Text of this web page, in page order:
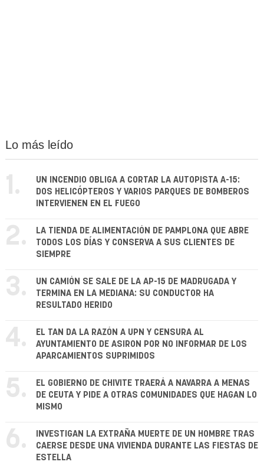
Lo más leído
1.
UN INCENDIO OBLIGA A CORTAR LA AUTOPISTA A-15:
DOS HELICÓPTEROS Y VARIOS PARQUES DE BOMBEROS
INTERVIENEN EN EL FUEGO
2.
LA TIENDA DE ALIMENTACIÓN DE PAMPLONA QUE ABRE
TODOS LOS DÍAS Y CONSERVA A SUS CLIENTES DE
SIEMPRE
3.
UN CAMIÓN SE SALE DE LA AP-15 DE MADRUGADA Y
TERMINA EN LA MEDIANA: SU CONDUCTOR HA
RESULTADO HERIDO
4.
EL TAN DA LA RAZÓN A UPN Y CENSURA AL
AYUNTAMIENTO DE ASIRON POR NO INFORMAR DE LOS
APARCAMIENTOS SUPRIMIDOS
5.
EL GOBIERNO DE CHIVITE TRAERÁ A NAVARRA A MENAS
DE CEUTA Y PIDE A OTRAS COMUNIDADES QUE HAGAN LO
MISMO
6.
INVESTIGAN LA EXTRAÑA MUERTE DE UN HOMBRE TRAS
CAERSE DESDE UNA VIVIENDA DURANTE LAS FIESTAS DE
ESTELLA